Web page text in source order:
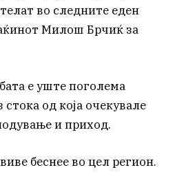
во следните еден
Милош Брчиќ за
е уште поголема
стока од која очекувале
и приход.
беснее во цел регион.